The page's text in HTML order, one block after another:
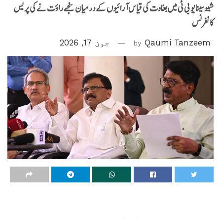
شیوسینا یو بی ٹی میں بغاوت کی قیاس آرائیوں کے درمیان سنجے راؤت نے کی پریس
کانفرنس
by Qaumi Tanzeem جون 17, 2026